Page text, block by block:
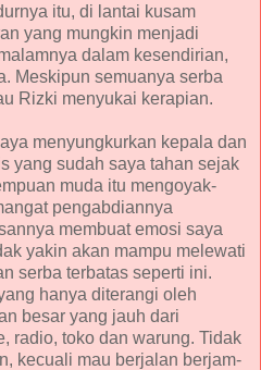
itu, di lantai kusam
yang mungkin menjadi
dalam kesendirian,
Meskipun semuanya serba
Rizki menyukai kerapian.
menyungkurkan kepala dan
yang sudah saya tahan sejak
muda itu mengoyak-
pengabdiannya
membuat emosi saya
yakin akan mampu melewati
serba terbatas seperti ini.
hanya diterangi oleh
besar yang jauh dari
radio, toko dan warung. Tidak
kecuali mau berjalan berjam-